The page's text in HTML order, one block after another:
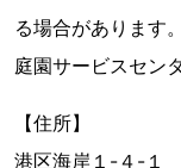
る場合があります
庭園サービスセン
【住所】
港区海岸１-４-１